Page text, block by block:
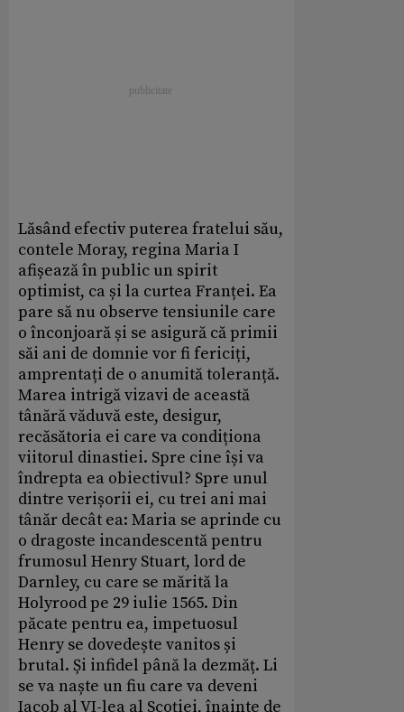
Lăsând efectiv puterea fratelui său,
contele Moray, regina Maria I
afișează în public un spirit
optimist, ca și la curtea Franței. Ea
pare să nu observe tensiunile care
o înconjoară și se asigură că primii
săi ani de domnie vor fi fericiți,
amprentați de o anumită toleranță.
Marea intrigă vizavi de această
tânără văduvă este, desigur,
recăsătoria ei care va condiționa
viitorul dinastiei. Spre cine își va
îndrepta ea obiectivul? Spre unul
dintre verișorii ei, cu trei ani mai
tânăr decât ea: Maria se aprinde cu
o dragoste incandescentă pentru
frumosul Henry Stuart, lord de
Darnley, cu care se mărită la
Holyrood pe 29 iulie 1565. Din
păcate pentru ea, impetuosul
Henry se dovedește vanitos și
brutal. Și infidel până la dezmăț. Li
se va naște un fiu care va deveni
Iacob al VI-lea al Scoției, înainte de